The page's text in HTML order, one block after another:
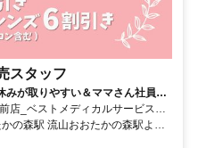
スタッフ
みが取りやすい＆ママさん社員多
毎月の報奨金あり◎
店_ベストメディカルサービス株
の森駅より1